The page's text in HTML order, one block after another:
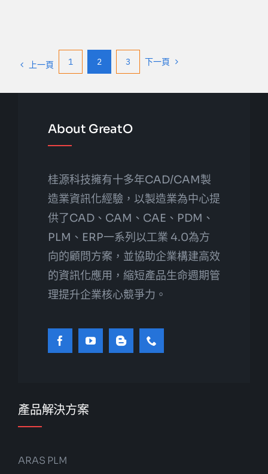
上一頁 1 2 3 下一頁
About GreatO
桂源科技擁有十多年CAD/CAM製
造業資訊化經驗，以製造業為中心提
供了CAD、CAM、CAE、PDM、
PLM、ERP一系列以工業 4.0為方
向的顧問方案，並協助企業構建高效
的資訊化應用，縮短產品生命週期管
理提升企業核心競爭力。
產品解決方案
ARAS PLM